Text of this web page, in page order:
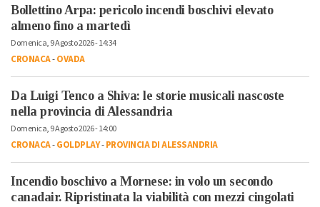
Bollettino Arpa: pericolo incendi boschivi elevato
almeno fino a martedì
Domenica, 9 Agosto 2026 - 14:34
CRONACA-OVADA
Da Luigi Tenco a Shiva: le storie musicali nascoste
nella provincia di Alessandria
Domenica, 9 Agosto 2026 - 14:00
CRONACA-GOLDPLAY-PROVINCIA DI ALESSANDRIA
Incendio boschivo a Mornese: in volo un secondo
canadair. Ripristinata la viabilità con mezzi cingolati